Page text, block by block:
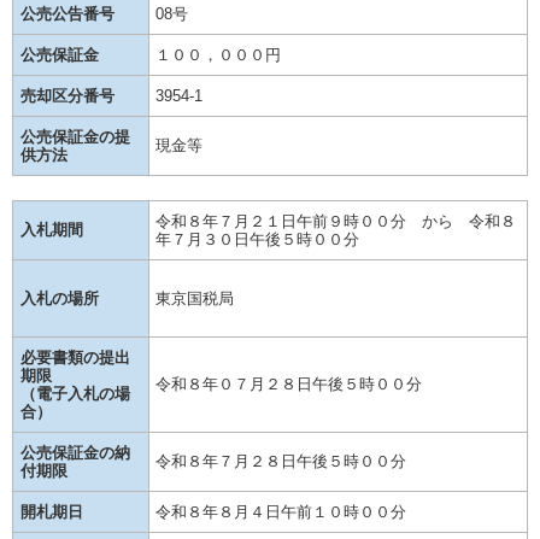
公売公告番号 08号
公売保証金 １００，０００円
売却区分番号 3954-1
公売保証金の提
供方法
現金等
入札期間
令和８年７月２１日午前９時００分 から 令和８
年７月３０日午後５時００分
入札の場所 東京国税局
必要書類の提出
期限
（電子入札の場
合）
令和８年０７月２８日午後５時００分
公売保証金の納
付期限
令和８年７月２８日午後５時００分
開札期日 令和８年８月４日午前１０時００分